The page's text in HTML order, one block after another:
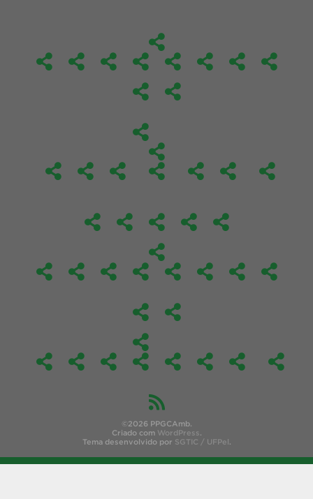
©2026 PPGCAmb.
Criado com WordPress.
Tema desenvolvido por SGTIC / UFPel.